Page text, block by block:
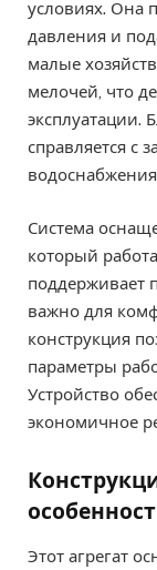
условиях. Она
давления и
малые
мелочей, что
эксплуатации.
справляется с
Система
который
поддерживает
важно для
конструкция
параметры
Устройство
экономичное
Этот агрегат